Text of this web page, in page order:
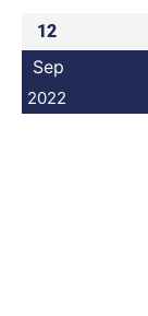
12
Sep
2022